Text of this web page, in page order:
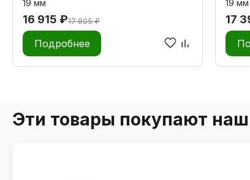
19 мм
16 915 ₽17 805 ₽
Подробнее
19 мм
17
Эти товары покупают